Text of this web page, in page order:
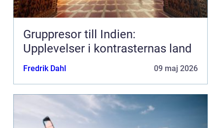
Gruppresor till Indien:
Upplevelser i kontrasternas land
Fredrik Dahl 09 maj 2026